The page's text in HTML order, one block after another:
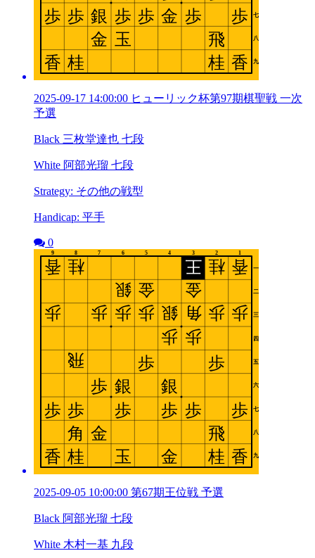
2025-09-17 14:00:00 ヒューリック杯第97期棋聖戦 一次
予選
Black 三枚堂達也 七段
White 阿部光瑠 七段
Strategy: その他の戦型
Handicap: 平手
0
2025-09-05 10:00:00 第67期王位戦 予選
Black 阿部光瑠 七段
White 木村一基 九段